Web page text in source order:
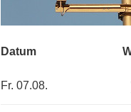
Datum
Fr. 07.08.